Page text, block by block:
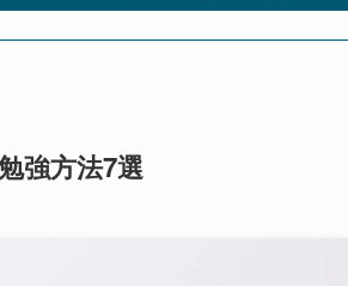
強方法7選